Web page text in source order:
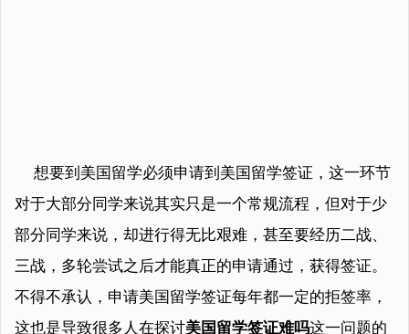
想要到美国留学必须申请到美国留学签证，这一环节
对于大部分同学来说其实只是一个常规流程，但对于少
部分同学来说，却进行得无比艰难，甚至要经历二战、
三战，多轮尝试之后才能真正的申请通过，获得签证。
不得不承认，申请美国留学签证每年都一定的拒签率，
这也是导致很多人在探讨美国留学签证难吗这一问题的